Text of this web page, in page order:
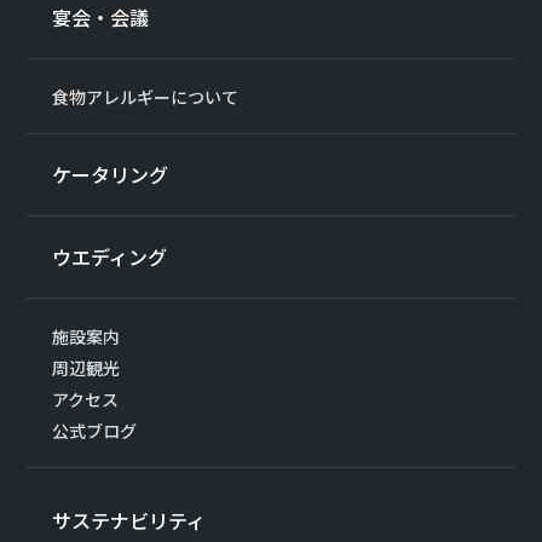
宴会・会議
食物アレルギーについて
ケータリング
ウエディング
施設案内
周辺観光
アクセス
公式ブログ
サステナビリティ